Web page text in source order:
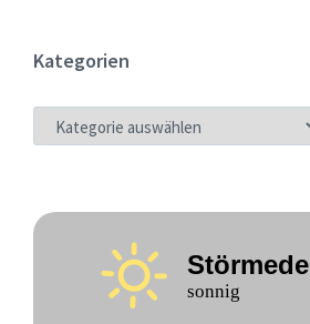
Kategorien
KATEGORIEN
Störmede
sonnig